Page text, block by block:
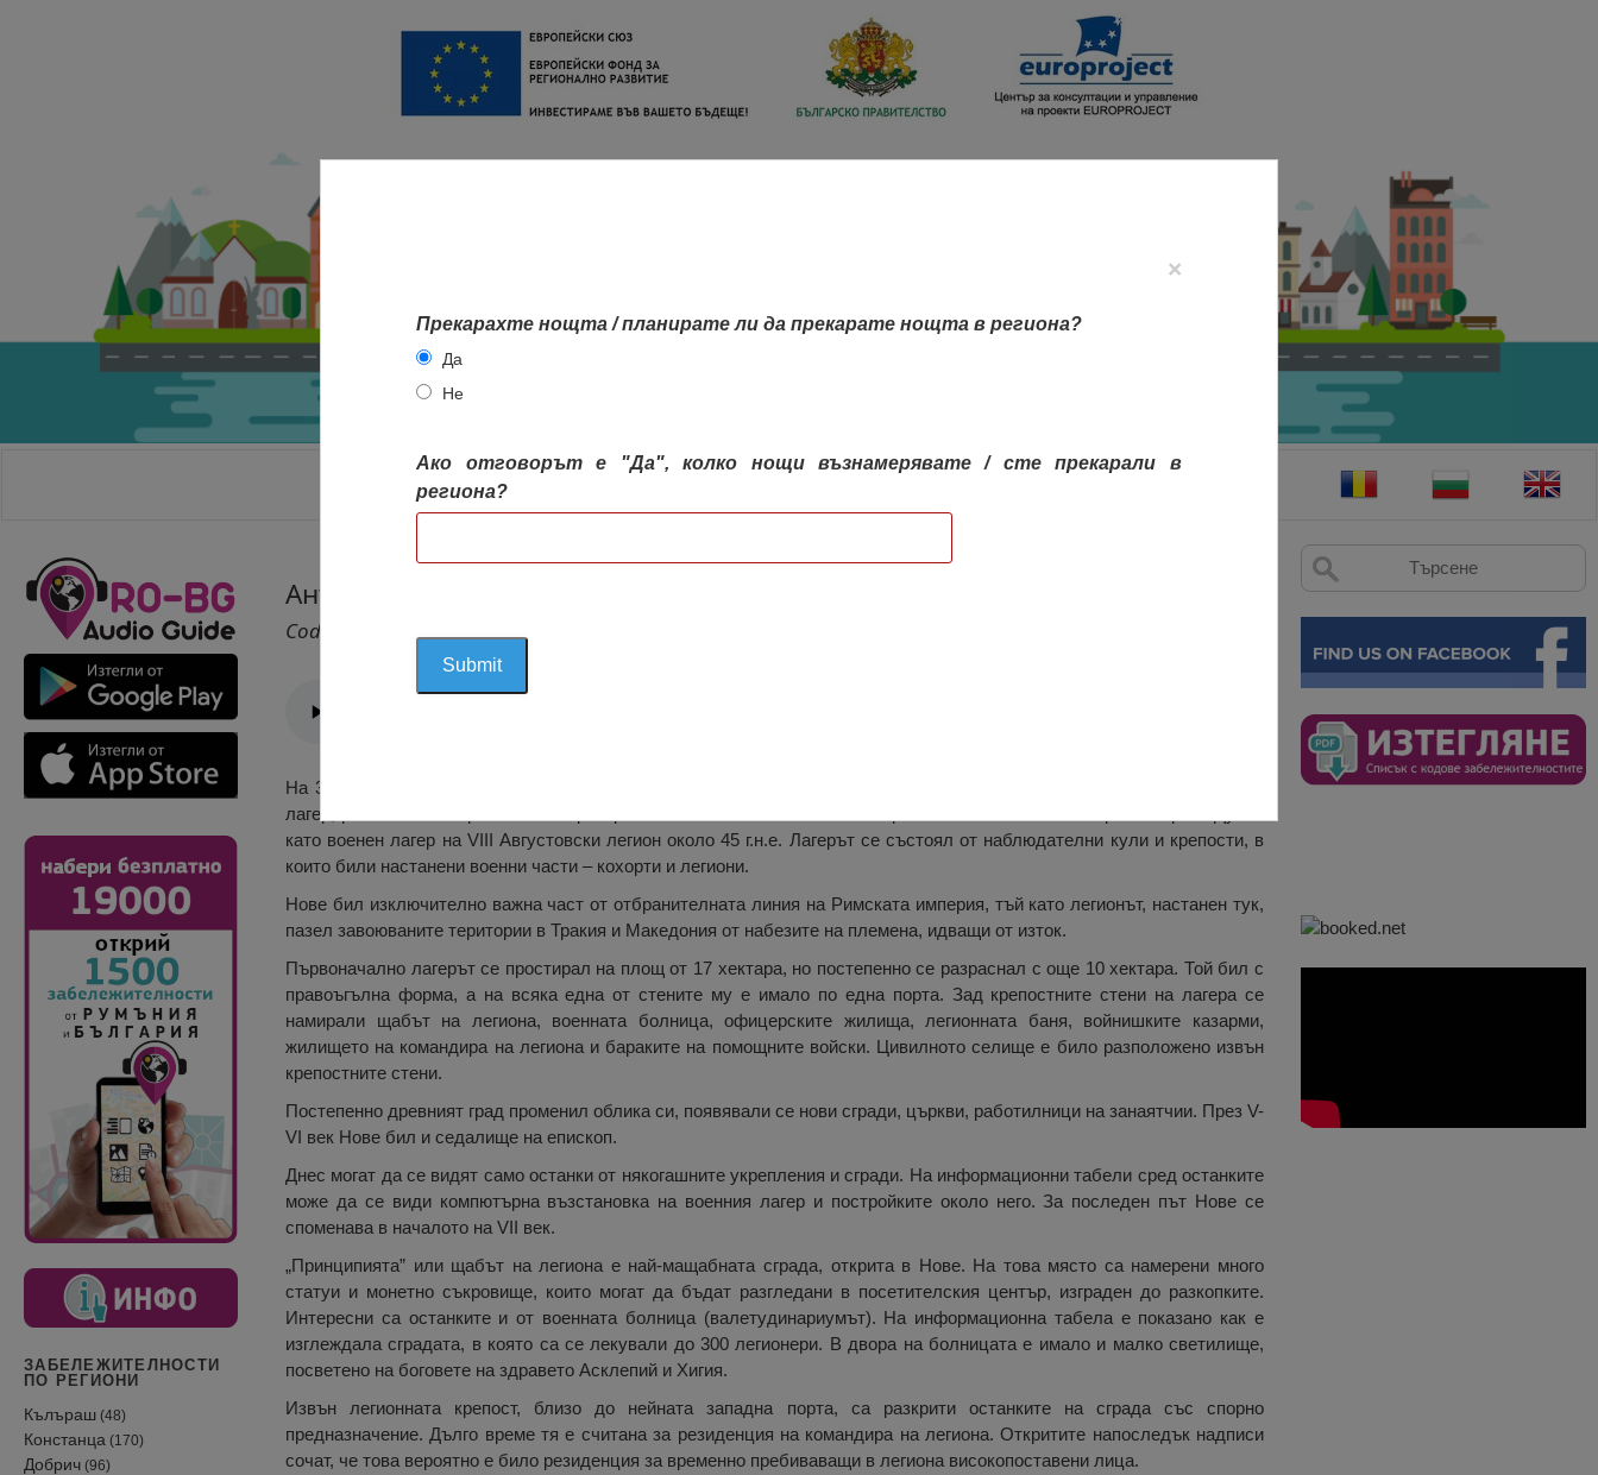
НАЧАЛО
ЗАБЕЛЕЖИТЕЛНОСТИ
ПО РЕГИОНИ
Кълъраш (48)
Констанца (170)
Добрич (96)
Антична Крепост Нове, Свищов
Cod 2569
На 3 км източно от Свищов се намират останките от римския легионен лагер Нове – най-добре проученият военен
лагер, разположен в граничната територия на някогашната Римска империя. Нове е основан на брега на река Дунав
като военен лагер на VІІІ Августовски легион около 45 г.н.е. Лагерът се състоял от наблюдателни кули и крепости, в
които били настанени военни части – кохорти и легиони.
Нове бил изключително важна част от отбранителната линия на Римската империя, тъй като легионът, настанен тук,
пазел завоюваните територии в Тракия и Македония от набезите на племена, идващи от изток.
Първоначално лагерът се простирал на площ от 17 хектара, но постепенно се разраснал с още 10 хектара. Той бил с
правоъгълна форма, а на всяка една от стените му е имало по една порта. Зад крепостните стени на лагера се
намирали щабът на легиона, военната болница, офицерските жилища, легионната баня, войнишките казарми,
жилището на командира на легиона и бараките на помощните войски. Цивилното селище е било разположено извън
крепостните стени.
Постепенно древният град променил облика си, появявали се нови сгради, църкви, работилници на занаятчии. През V-
VІ век Нове бил и седалище на епископ.
Днес могат да се видят само останки от някогашните укрепления и сгради. На информационни табели сред останките
може да се види компютърна възстановка на военния лагер и постройките около него. За последен път Нове се
споменава в началото на VІІ век.
„Принципията” или щабът на легиона е най-мащабната сграда, открита в Нове. На това място са намерени много
статуи и монетно съкровище, които могат да бъдат разгледани в посетителския център, изграден до разкопките.
Интересни са останките и от военната болница (валетудинариумът). На информационна табела е показано как е
изглеждала сградата, в която са се лекували до 300 легионери. В двора на болницата е имало и малко светилище,
посветено на боговете на здравето Асклепий и Хигия.
Извън легионната крепост, близо до нейната западна порта, са разкрити останките на сграда със спорно
предназначение. Дълго време тя е считана за резиденция на командира на легиона. Откритите напоследък надписи
сочат, че това вероятно е било резиденция за временно пребиваващи в легиона високопоставени лица.
×
Прекарахте нощта / планирате ли да прекарате нощта в региона?
Да
Не
Ако отговорът е "Да", колко нощи възнамерявате / сте прекарали в
региона?